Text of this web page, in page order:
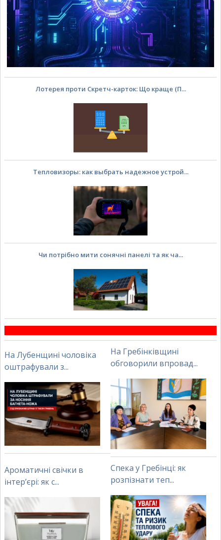
Лотерея проти Скретч-карток: Що краще (П...
Тепловизоры: как выбрать надежное устрой...
Чи потрібно мити сонячні панелі та як ча...
На Лубенщині чоловіка
оштрафували з...
На Гребінківщині
обговорили впровад...
Ароматичні свічки в
інтер’єрі: як с...
Спека у Гребінці: як
розпізнати теп...